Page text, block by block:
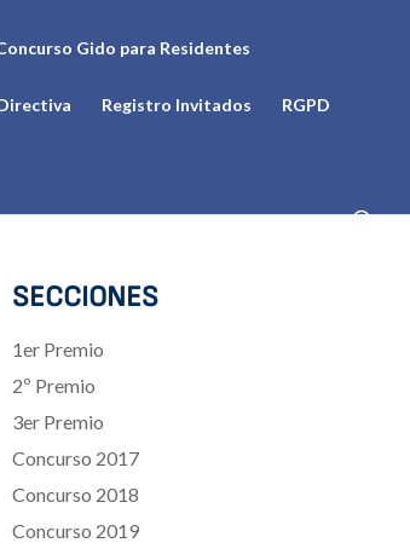
Gido para Residentes
Registro Invitados RGPD
SECCIONES
1er Premio
2º Premio
3er Premio
Concurso 2017
Concurso 2018
Concurso 2019